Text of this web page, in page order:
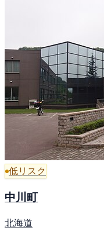
低リスク
中川町
北海道